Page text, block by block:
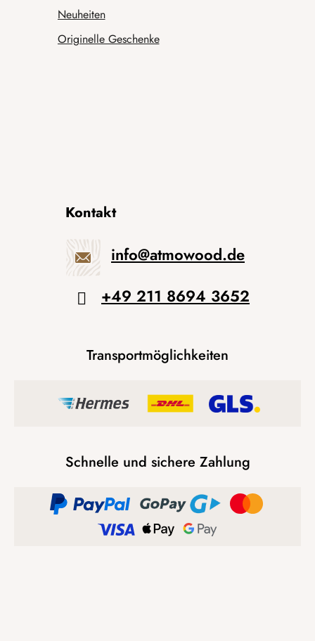
Neuheiten
Originelle Geschenke
Kontakt
info@atmowood.de
+49 211 8694 3652
Transportmöglichkeiten
Schnelle und sichere Zahlung